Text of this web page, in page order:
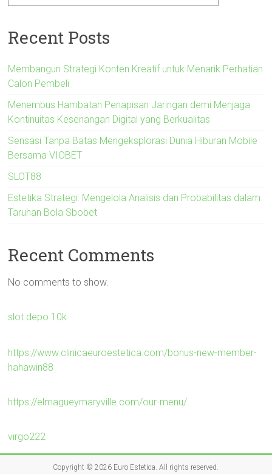
Recent Posts
Membangun Strategi Konten Kreatif untuk Menarik Perhatian
Calon Pembeli
Menembus Hambatan Penapisan Jaringan demi Menjaga
Kontinuitas Kesenangan Digital yang Berkualitas
Sensasi Tanpa Batas Mengeksplorasi Dunia Hiburan Mobile
Bersama VIOBET
SLOT88
Estetika Strategi: Mengelola Analisis dan Probabilitas dalam
Taruhan Bola Sbobet
Recent Comments
No comments to show.
slot depo 10k
https://www.clinicaeuroestetica.com/bonus-new-member-
hahawin88
https://elmagueymaryville.com/our-menu/
virgo222
Copyright © 2026 Euro Estetica . All rights reserved.